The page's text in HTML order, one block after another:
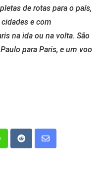
de rotas para o país,
e com
na ida ou na volta. São
para Paris, e um voo
RedditShare